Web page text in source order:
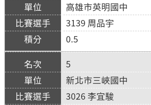
高雄市英明國中
3139 周品宇
0.5
5
新北市三峽國中
3026 李宜駿